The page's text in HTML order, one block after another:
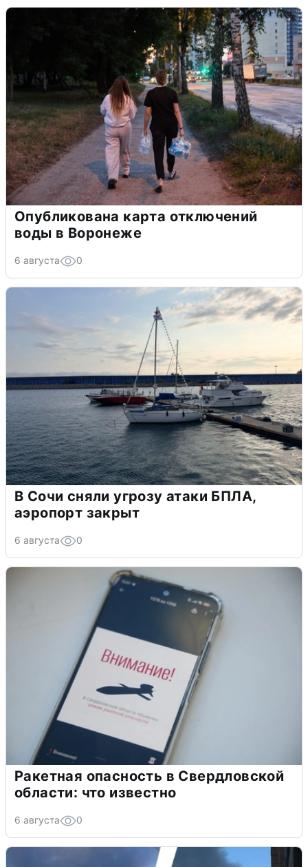
Опубликована карта отключений
воды в Воронеже
6 августа 0
В Сочи сняли угрозу атаки БПЛА,
аэропорт закрыт
6 августа 0
Ракетная опасность в Свердловской
области: что известно
6 августа 0